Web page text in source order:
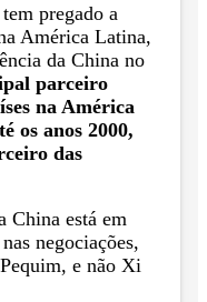
pregado a
América Latina,
da China no
parceiro
na América
os anos 2000,
das
China está em
negociações,
e não Xi